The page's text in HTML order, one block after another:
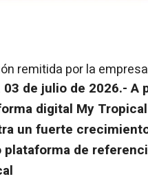
remitida por la
03 de julio de 2026.-A
digital My
un fuerte
plataforma de